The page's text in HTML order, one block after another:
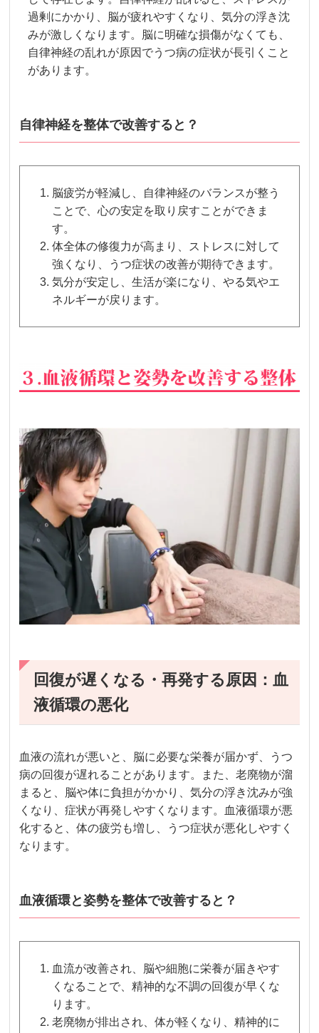
過剰にかかり、脳が疲れやすくなり、気分の浮き沈
みが激しくなります。脳に明確な損傷がなくても、
自律神経の乱れが原因でうつ病の症状が長引くこと
があります。
自律神経を整体で改善すると？
脳疲労が軽減し、自律神経のバランスが整う
ことで、心の安定を取り戻すことができま
す。
体全体の修復力が高まり、ストレスに対して
強くなり、うつ症状の改善が期待できます。
気分が安定し、生活が楽になり、やる気やエ
ネルギーが戻ります。
回復が遅くなる・再発する原因：血
液循環の悪化
血液の流れが悪いと、脳に必要な栄養が届かず、うつ
病の回復が遅れることがあります。また、老廃物が溜
まると、脳や体に負担がかかり、気分の浮き沈みが強
くなり、症状が再発しやすくなります。血液循環が悪
化すると、体の疲労も増し、うつ症状が悪化しやすく
なります。
血液循環と姿勢を整体で改善すると？
血流が改善され、脳や細胞に栄養が届きやす
くなることで、精神的な不調の回復が早くな
ります。
老廃物が排出され、体が軽くなり、精神的に